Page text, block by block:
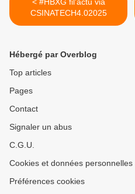
CSINATECH4.02025
Hébergé par Overblog
Top articles
Pages
Contact
Signaler un abus
C.G.U.
Cookies et données personnelles
Préférences cookies